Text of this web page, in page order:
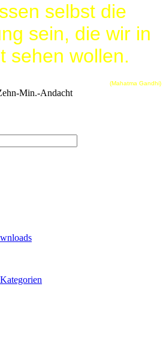
selbst die
sein, die wir in
sehen wollen.
(Mahatma Gandhi)
Min.-Andacht